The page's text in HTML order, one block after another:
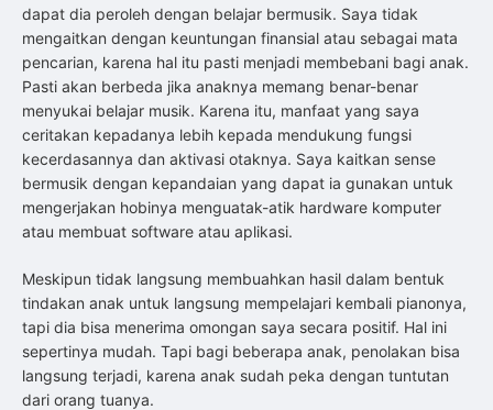
dapat dia peroleh dengan belajar bermusik. Saya tidak
mengaitkan dengan keuntungan finansial atau sebagai mata
pencarian, karena hal itu pasti menjadi membebani bagi anak.
Pasti akan berbeda jika anaknya memang benar-benar
menyukai belajar musik. Karena itu, manfaat yang saya
ceritakan kepadanya lebih kepada mendukung fungsi
kecerdasannya dan aktivasi otaknya. Saya kaitkan sense
bermusik dengan kepandaian yang dapat ia gunakan untuk
mengerjakan hobinya menguatak-atik hardware komputer
atau membuat software atau aplikasi.
Meskipun tidak langsung membuahkan hasil dalam bentuk
tindakan anak untuk langsung mempelajari kembali pianonya,
tapi dia bisa menerima omongan saya secara positif. Hal ini
sepertinya mudah. Tapi bagi beberapa anak, penolakan bisa
langsung terjadi, karena anak sudah peka dengan tuntutan
dari orang tuanya.